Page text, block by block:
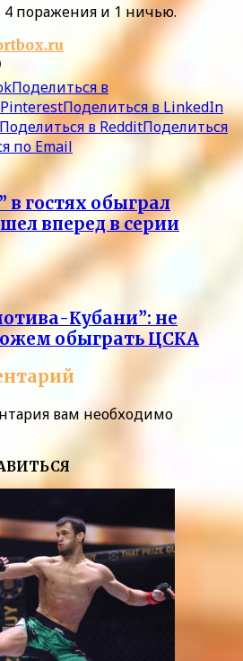
4 поражения и 1 ничью.
Поделиться в
Поделиться в LinkedIn
Поделиться в RedditПоделиться
по Email
в гостях обыграл
вперед в серии
Кубани”: не
обыграть ЦСКА
вам необходимо